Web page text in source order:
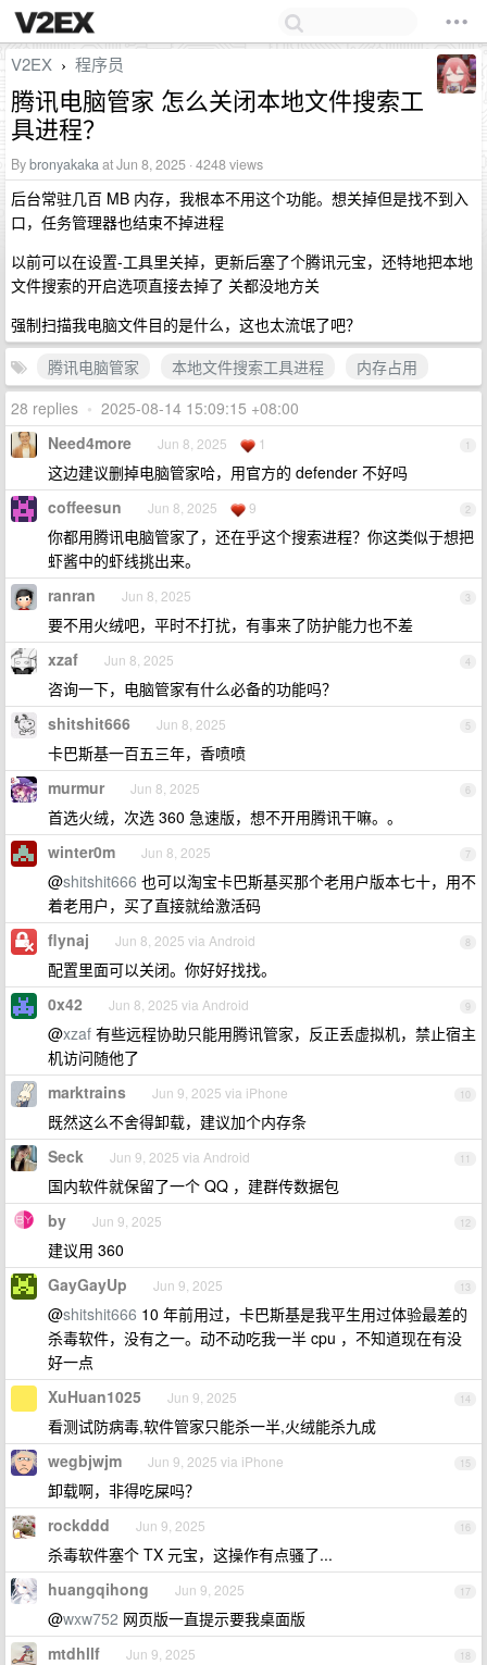
V2EX › 程序员
腾讯电脑管家 怎么关闭本地文件搜索工
具进程？
Bybronyakakaat Jun 8, 2025 · 4248 views
后台常驻几百 MB 内存，我根本不用这个功能。想关掉但是找不到入
口，任务管理器也结束不掉进程
以前可以在设置-工具里关掉，更新后塞了个腾讯元宝，还特地把本地
文件搜索的开启选项直接去掉了 关都没地方关
强制扫描我电脑文件目的是什么，这也太流氓了吧？
腾讯电脑管家
本地文件搜索工具进程
内存占用
28 replies • 2025-08-14 15:09:15 +08:00
1
Need4more Jun 8, 2025 1
这边建议删掉电脑管家哈，用官方的 defender 不好吗
2
coffeesun Jun 8, 2025 9
你都用腾讯电脑管家了，还在乎这个搜索进程？你这类似于想把
虾酱中的虾线挑出来。
3
ranran Jun 8, 2025
要不用火绒吧，平时不打扰，有事来了防护能力也不差
4
xzaf Jun 8, 2025
咨询一下，电脑管家有什么必备的功能吗？
5
shitshit666 Jun 8, 2025
卡巴斯基一百五三年，香喷喷
6
murmur Jun 8, 2025
首选火绒，次选 360 急速版，想不开用腾讯干嘛。。
7
winter0m Jun 8, 2025
@shitshit666 也可以淘宝卡巴斯基买那个老用户版本七十，用不
着老用户，买了直接就给激活码
8
flynaj Jun 8, 2025 via Android
配置里面可以关闭。你好好找找。
9
0x42 Jun 8, 2025 via Android
@xzaf 有些远程协助只能用腾讯管家，反正丢虚拟机，禁止宿主
机访问随他了
10
marktrains Jun 9, 2025 via iPhone
既然这么不舍得卸载，建议加个内存条
11
Seck Jun 9, 2025 via Android
国内软件就保留了一个 QQ ，建群传数据包
12
by Jun 9, 2025
建议用 360
13
GayGayUp Jun 9, 2025
@shitshit666 10 年前用过，卡巴斯基是我平生用过体验最差的
杀毒软件，没有之一。动不动吃我一半 cpu ，不知道现在有没
好一点
14
XuHuan1025 Jun 9, 2025
看测试防病毒,软件管家只能杀一半,火绒能杀九成
15
wegbjwjm Jun 9, 2025 via iPhone
卸载啊，非得吃屎吗？
16
rockddd Jun 9, 2025
杀毒软件塞个 TX 元宝，这操作有点骚了...
17
huangqihong Jun 9, 2025
@wxw752 网页版一直提示要我桌面版
18
mtdhllf Jun 9, 2025